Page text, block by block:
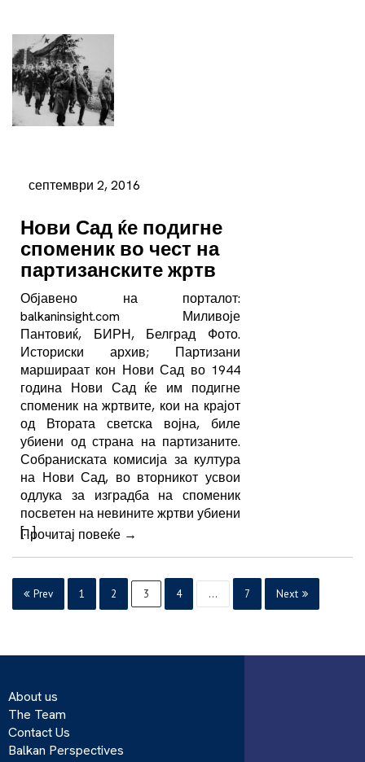
септември 2, 2016
Нови Сад ќе подигне
споменик во чест на
партизанските жртв
Објавено на порталот:
balkaninsight.com Миливоје
Пантовиќ, БИРН, Белград Фото.
Историски архив; Партизани
маршираат кон Нови Сад во 1944
година Нови Сад ќе им подигне
споменик на жртвите, кои на крајот
од Втората светска војна, биле
убиени од страна на партизаните.
Собраниската комисија за култура
на Нови Сад, во вторникот усвои
одлука за изградба на споменик
посветен на невините жртви убиени
[…]
Прочитај повеќе →
Prev 1 2 3 4 … 7 Next
About us
The Team
Contact Us
Balkan Perspectives